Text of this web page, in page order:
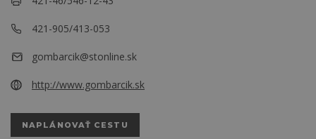
421-905/413-053
gombarcik@stonline.sk
http://www.gombarcik.sk
NAPLÁNOVAŤ CESTU